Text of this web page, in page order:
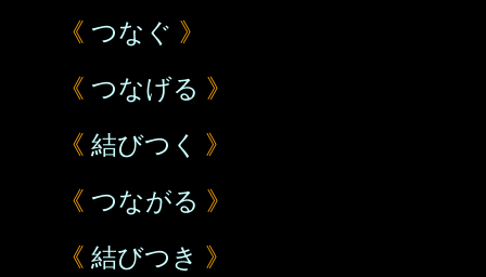
《 つなぐ 》
《 つなげる 》
《 結びつく
》
《 つながる 》
《 結びつき 》